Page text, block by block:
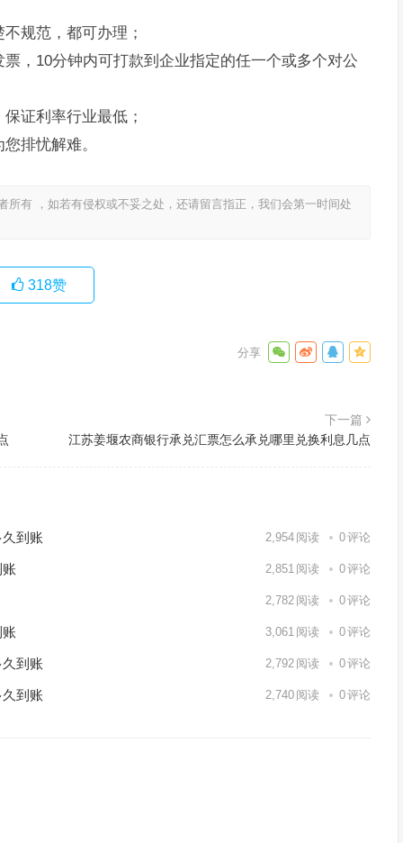
规范，都可办理；
，10分钟内可打款到企业指定的任一个或多个对公
证利率行业最低；
排忧解难。
有 ，如若有侵权或不妥之处，还请留言指正，我们会第一时间处
318赞
下一篇
江苏姜堰农商银行承兑汇票怎么承兑哪里兑换利息几点
到账 2,954 阅读 0评论
2,851 阅读 0评论
2,782 阅读 0评论
3,061 阅读 0评论
到账 2,792 阅读 0评论
到账 2,740 阅读 0评论